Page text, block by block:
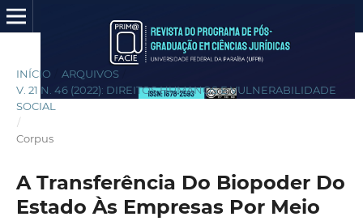
INÍCIO ARQUIVOS
V. 21 N. 46 (2022): DIREITOS HUMANOS E VULNERABILIDADE
SOCIAL
/
Corpus
A Transferência Do Biopoder Do
Estado Às Empresas Por Meio